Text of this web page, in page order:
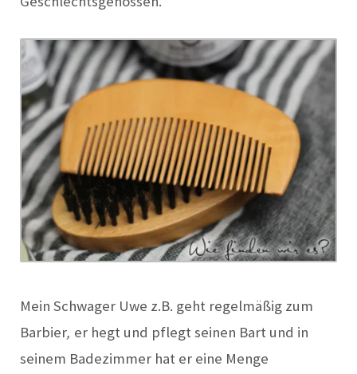
Mein Schwager Uwe z.B. geht regelmäßig zum
Barbier, er hegt und pflegt seinen Bart und in
seinem Badezimmer hat er eine Menge